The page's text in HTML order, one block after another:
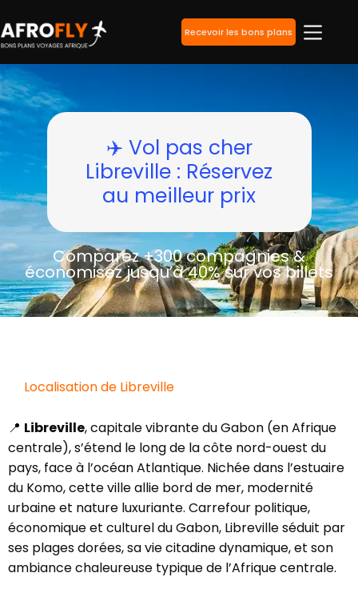
Recevoir les bons plans
✈️ Vol pas cher
Libreville : Réservez
au meilleur prix
Comparez +300 compagnies &
économisez jusqu’à 40% sur vos billets
Localisation de Libreville
📍 Libreville, capitale vibrante du Gabon (en Afrique
centrale), s’étend le long de la côte nord-ouest du
pays, face à l’océan Atlantique. Nichée dans l’estuaire
du Komo, cette ville allie bord de mer, modernité
urbaine et nature luxuriante. Carrefour politique,
économique et culturel du Gabon, Libreville séduit par
ses plages dorées, sa vie citadine dynamique, et son
ambiance chaleureuse typique de l’Afrique centrale.